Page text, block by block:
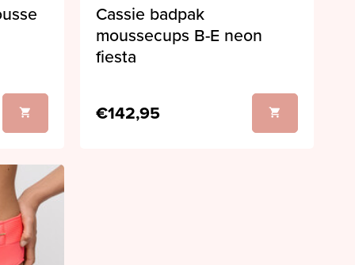
Cassie badpak
moussecups B-E neon
fiesta
€142,95